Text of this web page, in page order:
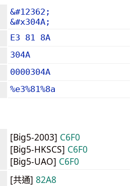
&#12362;
&#x304A;
E3 81 8A
304A
0000304A
%e3%81%8a
[Big5-2003] C6F0
[Big5-HKSCS] C6F0
[Big5-UAO] C6F0
[共通] 82A8